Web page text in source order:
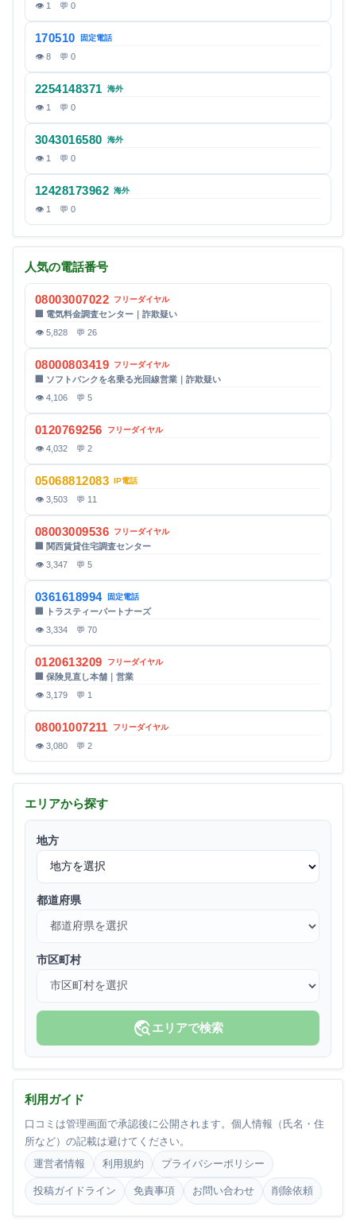
👁 1 💬 0
170510 固定電話
👁 8 💬 0
2254148371 海外
👁 1 💬 0
3043016580 海外
👁 1 💬 0
12428173962 海外
👁 1 💬 0
人気の電話番号
08003007022 フリーダイヤル
🏢 電気料金調査センター｜詐欺疑い
👁 5,828 💬 26
08000803419 フリーダイヤル
🏢 ソフトバンクを名乗る光回線営業｜詐欺疑い
👁 4,106 💬 5
0120769256 フリーダイヤル
👁 4,032 💬 2
05068812083 IP電話
👁 3,503 💬 11
08003009536 フリーダイヤル
🏢 関西賃貸住宅調査センター
👁 3,347 💬 5
0361618994 固定電話
🏢 トラスティーパートナーズ
👁 3,334 💬 70
0120613209 フリーダイヤル
🏢 保険見直し本舗｜営業
👁 3,179 💬 1
08001007211 フリーダイヤル
👁 3,080 💬 2
エリアから探す
地方
都道府県
市区町村
travel_exploreエリアで検索
利用ガイド
口コミは管理画面で承認後に公開されます。個人情報（氏名・住
所など）の記載は避けてください。
運営者情報
利用規約 プライバシーポリシー
投稿ガイドライン 免責事項 お問い合わせ 削除依頼